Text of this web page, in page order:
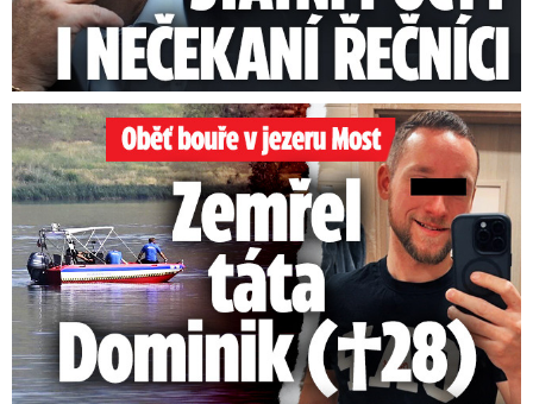
Oběť bouře v jezeru Most: Zemřel táta Dominik (†28)